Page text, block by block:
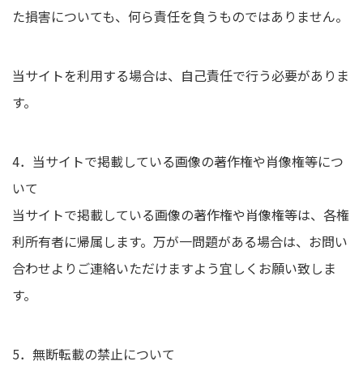
た損害についても、何ら責任を負うものではありません。
当サイトを利用する場合は、自己責任で行う必要がありま
す。
4．当サイトで掲載している画像の著作権や肖像権等につ
いて
当サイトで掲載している画像の著作権や肖像権等は、各権
利所有者に帰属します。万が一問題がある場合は、お問い
合わせよりご連絡いただけますよう宜しくお願い致しま
す。
5．無断転載の禁止について